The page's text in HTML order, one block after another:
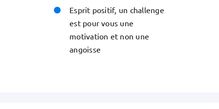
Esprit positif, un challenge
est pour vous une
motivation et non une
angoisse